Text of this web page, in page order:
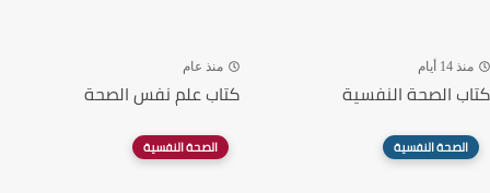
منذ 14 أيام
كتاب الصحة النفسية
منذ عام
كتاب علم نفس الصحة
الصحة النفسية الصحة النفسية